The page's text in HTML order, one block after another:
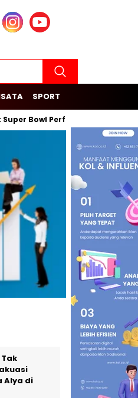
SPORT
Performances, New
Alya di